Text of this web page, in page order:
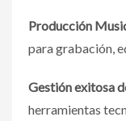
Producción
para grabación,
Gestión exitosa
herramientas